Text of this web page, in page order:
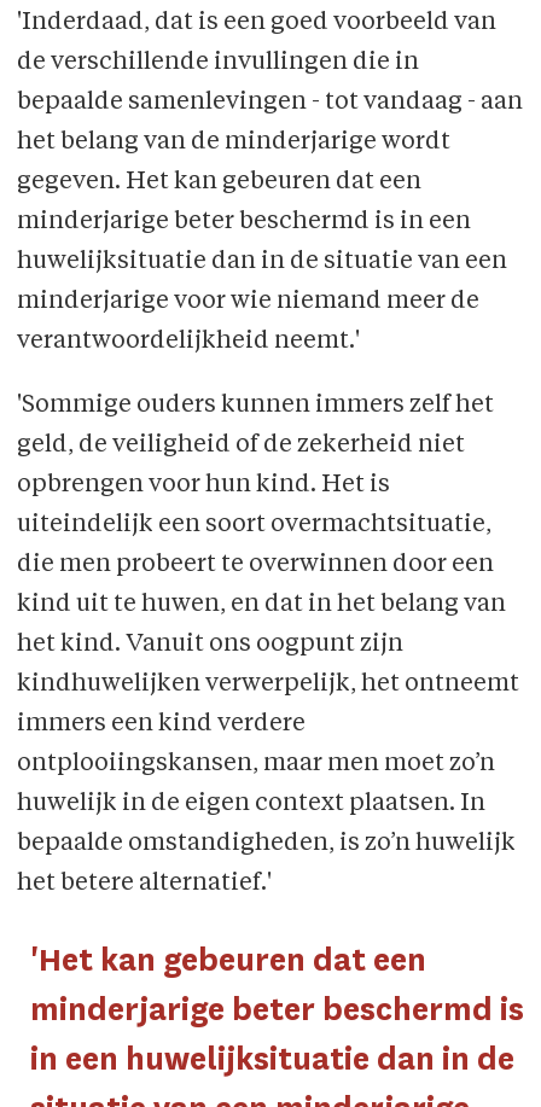
'Inderdaad, dat is een goed voorbeeld van
de verschillende invullingen die in
bepaalde samenlevingen - tot vandaag - aan
het belang van de minderjarige wordt
gegeven. Het kan gebeuren dat een
minderjarige beter beschermd is in een
huwelijksituatie dan in de situatie van een
minderjarige voor wie niemand meer de
verantwoordelijkheid neemt.'
'Sommige ouders kunnen immers zelf het
geld, de veiligheid of de zekerheid niet
opbrengen voor hun kind. Het is
uiteindelijk een soort overmachtsituatie,
die men probeert te overwinnen door een
kind uit te huwen, en dat in het belang van
het kind. Vanuit ons oogpunt zijn
kindhuwelijken verwerpelijk, het ontneemt
immers een kind verdere
ontplooiingskansen, maar men moet zo’n
huwelijk in de eigen context plaatsen. In
bepaalde omstandigheden, is zo’n huwelijk
het betere alternatief.'
'Het kan gebeuren dat een
minderjarige beter beschermd is
in een huwelijksituatie dan in de